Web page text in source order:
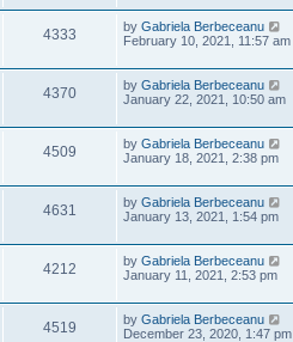
w
w
s
t
p
o
t
4333
e
w
L
a
t
p
o
t
by Gabriela Berbeceanu
February 10, 2021, 11:57 am
4370V
w
L
a
t
p
o
t
by Gabriela Berbeceanu
January 22, 2021, 10:50 am
4509
w
L
a
t
p
o
t
by Gabriela Berbeceanu
January 18, 2021, 2:38 pm
4631
w
L
a
t
p
o
t
by Gabriela Berbeceanu
January 13, 2021, 1:54 pm
4212
L
a
t
p
o
by Gabriela Berbeceanu
January 11, 2021, 2:53 pm
4519
L
a
by Gabriela Berbeceanu
December 23, 2020, 1:47 pm